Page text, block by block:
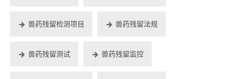
兽药残留检测项目 兽药残留法规
兽药残留测试 兽药残留监控